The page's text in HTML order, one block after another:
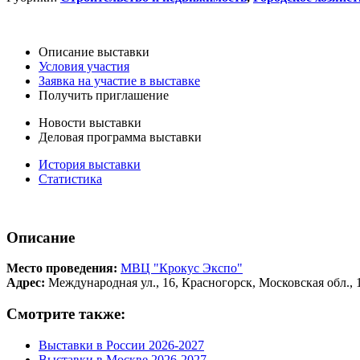
Описание выставки
Условия участия
Заявка на участие в выставке
Получить приглашение
Новости выставки
Деловая программа выставки
История выставки
Статистика
Описание
Место проведения: МВЦ "Крокус Экспо"
Адрес: Международная ул., 16, Красногорск, Московская обл.,
Смотрите также:
Выставки в России 2026-2027